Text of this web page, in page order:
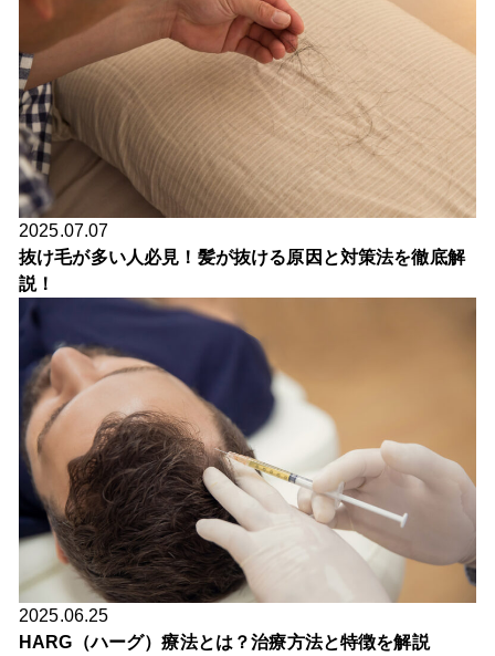
2025.07.07
抜け毛が多い人必見！髪が抜ける原因と対策法を徹底解
説！
2025.06.25
HARG（ハーグ）療法とは？治療方法と特徴を解説